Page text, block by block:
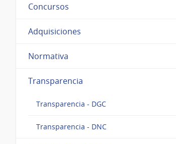
Concursos
Adquisiciones
Normativa
Transparencia
Transparencia - DGC
Transparencia - DNC